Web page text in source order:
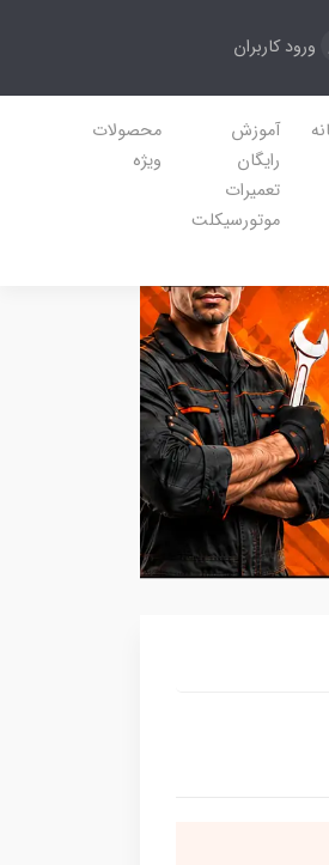
ورود کاربران
آموزش
رایگان
تعمیرات
موتورسیکلت
محصولات
ویژه